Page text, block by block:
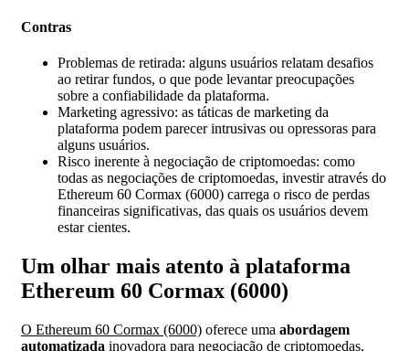
Contras
Problemas de retirada: alguns usuários relatam desafios
ao retirar fundos, o que pode levantar preocupações
sobre a confiabilidade da plataforma.
Marketing agressivo: as táticas de marketing da
plataforma podem parecer intrusivas ou opressoras para
alguns usuários.
Risco inerente à negociação de criptomoedas: como
todas as negociações de criptomoedas, investir através do
Ethereum 60 Cormax (6000) carrega o risco de perdas
financeiras significativas, das quais os usuários devem
estar cientes.
Um olhar mais atento à plataforma
Ethereum 60 Cormax (6000)
O Ethereum 60 Cormax (6000) oferece uma abordagem
automatizada inovadora para negociação de criptomoedas,